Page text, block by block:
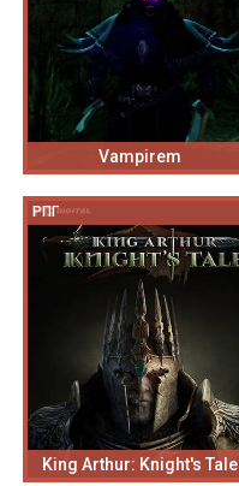
Vampirem
РПГ
King Arthur: Knight's Tale